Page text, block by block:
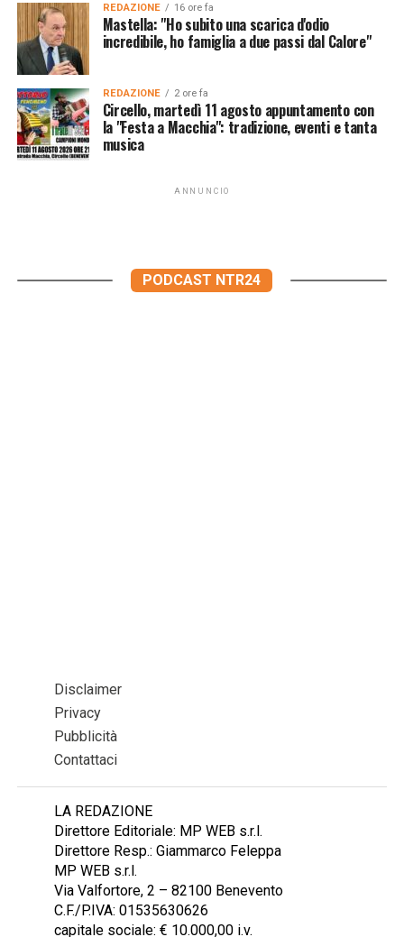
REDAZIONE 16 ore fa
Mastella: "Ho subito una scarica d'odio
incredibile, ho famiglia a due passi dal Calore"
REDAZIONE 2 ore fa
Circello, martedì 11 agosto appuntamento con
la "Festa a Macchia": tradizione, eventi e tanta
musica
ANNUNCIO
PODCAST NTR24
Disclaimer
Privacy
Pubblicità
Contattaci
LA REDAZIONE
Direttore Editoriale: MP WEB s.r.l.
Direttore Resp.: Giammarco Feleppa
MP WEB s.r.l.
Via Valfortore, 2 – 82100 Benevento
C.F./P.IVA: 01535630626
capitale sociale: € 10.000,00 i.v.